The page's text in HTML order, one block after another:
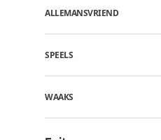
ALLEMANSVRIEND
SPEELS
WAAKS